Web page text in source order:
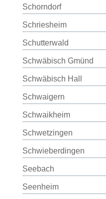
Schorndorf
Schriesheim
Schutterwald
Schwäbisch Gmünd
Schwäbisch Hall
Schwaigern
Schwaikheim
Schwetzingen
Schwieberdingen
Seebach
Seenheim